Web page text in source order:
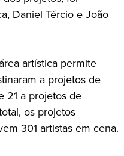
Daniel Tércio e João
artística permite
a projetos de
21 a projetos de
os projetos
301 artistas em cena.